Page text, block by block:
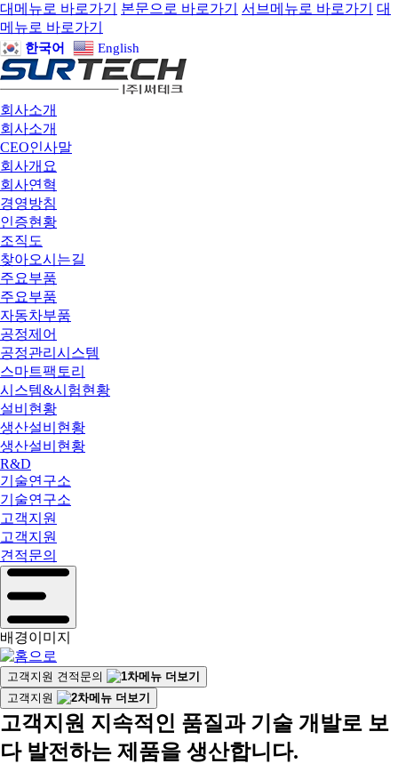
대메뉴로 바로가기 본문으로 바로가기 서브메뉴로 바로가기
대
메뉴로 바로가기
한국어 English
회사소개
회사소개
CEO인사말
회사개요
회사연혁
경영방침
인증현황
조직도
찾아오시는길
주요부품
주요부품
자동차부품
공정제어
공정관리시스템
스마트팩토리
시스템&시험현황
설비현황
생산설비현황
생산설비현황
R&D
기술연구소
기술연구소
고객지원
고객지원
견적문의
배경이미지
고객지원 견적문의
고객지원
고객지원 지속적인 품질과 기술 개발로 보
다 발전하는 제품을 생산합니다.